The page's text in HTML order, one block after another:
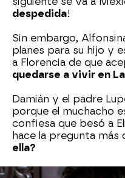
despedida!
Sin embargo,
planes para su hijo y
a Florencia de que
quedarse a vivir en
Damián y el padre
porque el muchacho
confiesa que besó a
hace la pregunta más
ella?